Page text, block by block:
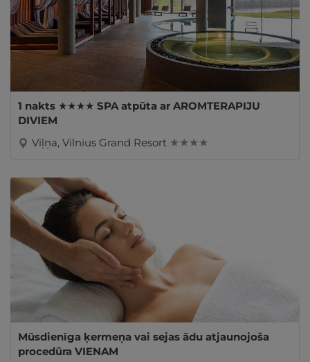
1 nakts ★★★★ SPA atpūta ar AROMTERAPIJU
DIVIEM
Viļņa, Vilnius Grand Resort ★ ★ ★ ★
Mūsdienīga ķermeņa vai sejas ādu atjaunojoša
procedūra VIENAM